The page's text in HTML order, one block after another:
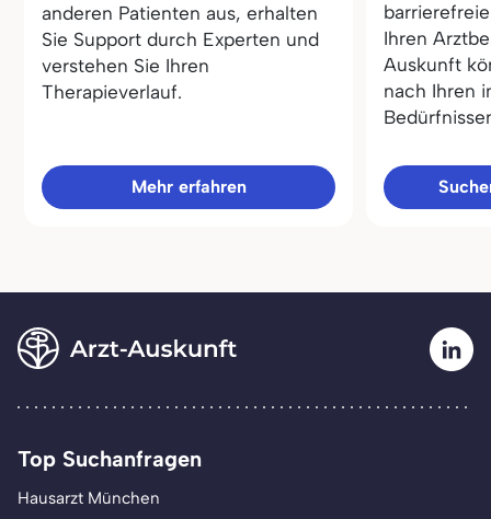
anderen Patienten aus, erhalten
Sie Support durch Experten und
verstehen Sie Ihren
Therapieverlauf.
Mehr erfahren
Ihren
Auskunft
nach Ihren
Top Suchanfragen
Hausarzt München